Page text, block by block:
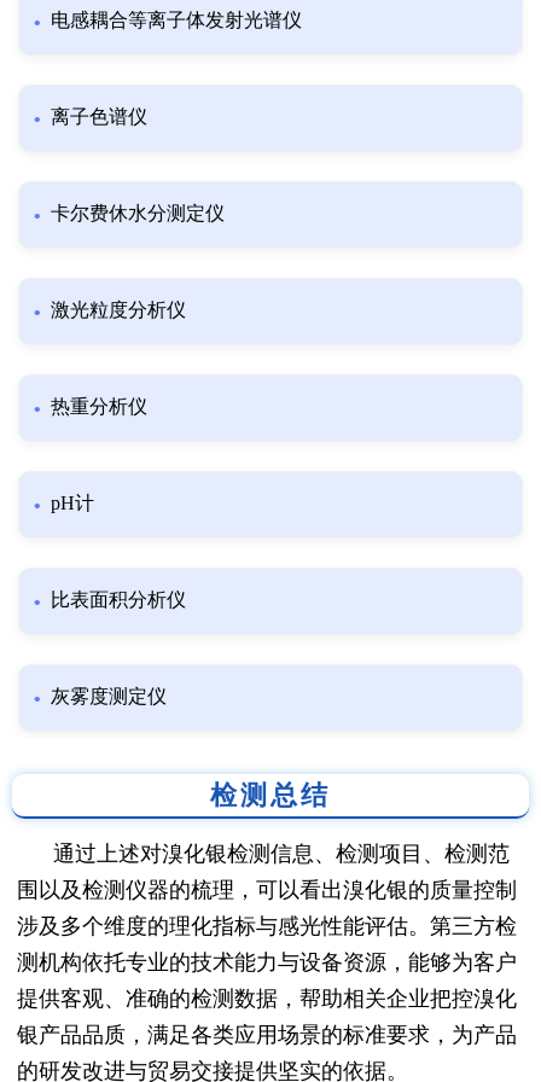
电感耦合等离子体发射光谱仪
离子色谱仪
卡尔费休水分测定仪
激光粒度分析仪
热重分析仪
pH计
比表面积分析仪
灰雾度测定仪
检测总结
通过上述对溴化银检测信息、检测项目、检测范
围以及检测仪器的梳理，可以看出溴化银的质量控制
涉及多个维度的理化指标与感光性能评估。第三方检
测机构依托专业的技术能力与设备资源，能够为客户
提供客观、准确的检测数据，帮助相关企业把控溴化
银产品品质，满足各类应用场景的标准要求，为产品
的研发改进与贸易交接提供坚实的依据。